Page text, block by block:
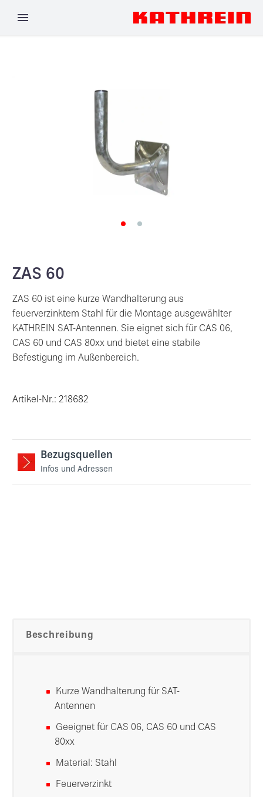
ZAS 60
ZAS 60 ist eine kurze Wandhalterung aus
feuerverzinktem Stahl für die Montage ausgewählter
KATHREIN SAT-Antennen. Sie eignet sich für CAS 06,
CAS 60 und CAS 80xx und bietet eine stabile
Befestigung im Außenbereich.
Artikel-Nr.: 218682
Bezugsquellen
Infos und Adressen
Beschreibung
Kurze Wandhalterung für SAT-
Antennen
Geeignet für CAS 06, CAS 60 und CAS
80xx
Material: Stahl
Feuerverzinkt